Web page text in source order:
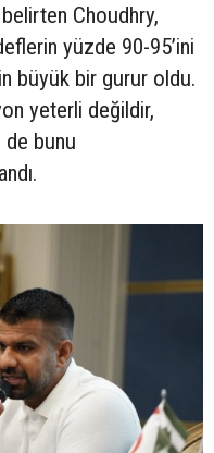
Choudhry,
yüzde 90-95’ini
büyük bir gurur oldu.
yeterli değildir,
de bunu